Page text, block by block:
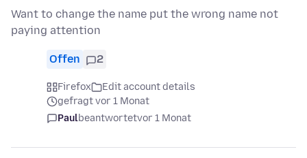
Want to change the name put the wrong name not
paying attention
Offen 2
Firefox
Edit account details
gefragt vor 1 Monat
Paulbeantwortetvor 1 Monat